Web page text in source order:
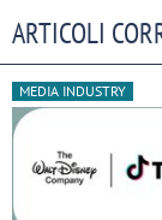
ARTICOLI
MEDIA INDUSTRY